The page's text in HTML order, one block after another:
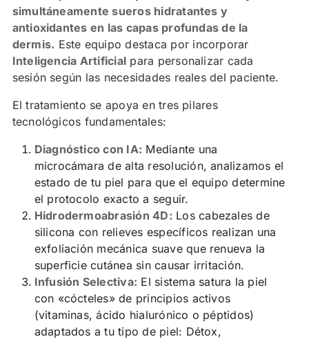
simultáneamente sueros hidratantes y
antioxidantes en las capas profundas de la
dermis. Este equipo destaca por incorporar
Inteligencia Artificial para personalizar cada
sesión según las necesidades reales del paciente.
El tratamiento se apoya en tres pilares
tecnológicos fundamentales:
Diagnóstico con IA: Mediante una
microcámara de alta resolución, analizamos el
estado de tu piel para que el equipo determine
el protocolo exacto a seguir.
Hidrodermoabrasión 4D: Los cabezales de
silicona con relieves específicos realizan una
exfoliación mecánica suave que renueva la
superficie cutánea sin causar irritación.
Infusión Selectiva: El sistema satura la piel
con «cócteles» de principios activos
(vitaminas, ácido hialurónico o péptidos)
adaptados a tu tipo de piel: Détox,